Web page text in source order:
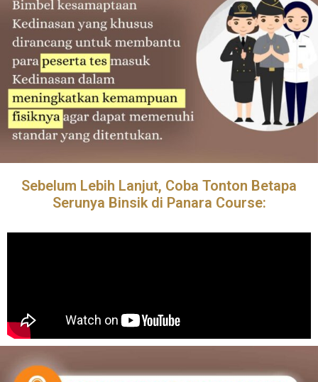
Sebelum Lebih Lanjut, Coba Tonton Betapa
Serunya Binsik di Panara Course: